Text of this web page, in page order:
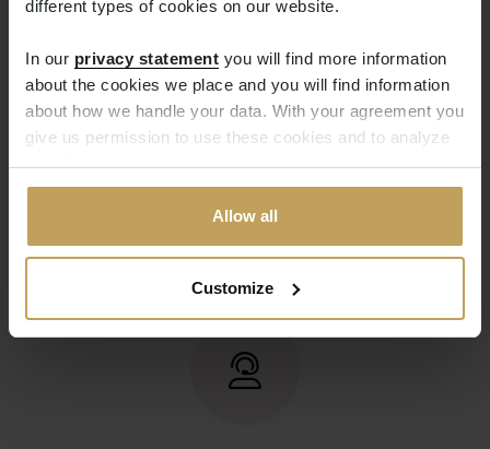
different types of cookies on our website.
In our privacy statement you will find more information
about the cookies we place and you will find information
about how we handle your data. With your agreement you
give us permission to use these cookies and to analyze
your data.
Allow all
Customize
Gratis retourneren
Teveel besteld? Het verkeerde product besteld?
Geen probleem. Een kort berichtje aan
onze service afdeling is voldoende. Daarna
zorgen wij dat het door u betaalde bedrag wordt
teruggeboekt.